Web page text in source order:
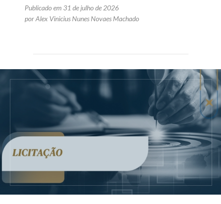
Publicado em 31 de julho de 2026
por Alex Vinicius Nunes Novaes Machado